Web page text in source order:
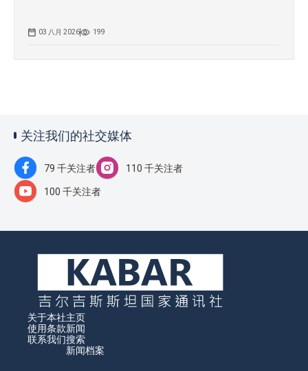
03 八月 2026 199
关注我们的社交媒体
79 千关注者 110 千关注者
100 千关注者
关于本社
使用条款
联系我们
主页
新闻
搜索
新闻档案